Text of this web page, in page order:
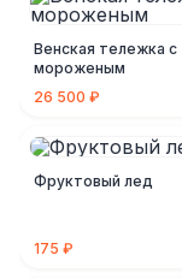
Венская тележка с
мороженым
26 500 ₽
Фруктовый лед
175 ₽